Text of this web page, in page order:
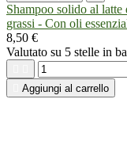
Shampoo solido al
grassi - Con oli
8,50 €
Valutato su 5 stelle in
Aggiungi al carrello